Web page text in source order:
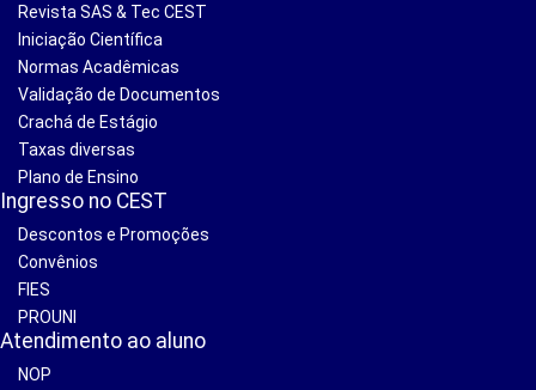
Revista SAS & Tec CEST
Iniciação Científica
Normas Acadêmicas
Validação de Documentos
Crachá de Estágio
Taxas diversas
Plano de Ensino
Ingresso no CEST
Descontos e Promoções
Convênios
FIES
PROUNI
Atendimento ao aluno
NOP